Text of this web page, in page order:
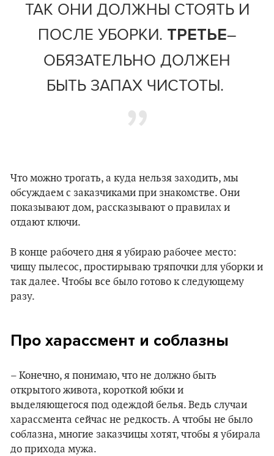
ТАК ОНИ ДОЛЖНЫ СТОЯТЬ И
ПОСЛЕ УБОРКИ. ТРЕТЬЕ–
ОБЯЗАТЕЛЬНО ДОЛЖЕН
БЫТЬ ЗАПАХ ЧИСТОТЫ.
Что можно трогать, а куда нельзя заходить, мы
обсуждаем с заказчиками при знакомстве. Они
показывают дом, рассказывают о правилах и
отдают ключи.
В конце рабочего дня я убираю рабочее место:
чищу пылесос, простирываю тряпочки для уборки и
так далее. Чтобы все было готово к следующему
разу.
Про хараcсмент и соблазны
– Конечно, я понимаю, что не должно быть
открытого живота, короткой юбки и
выделяющегося под одеждой белья. Ведь случаи
харассмента сейчас не редкость. А чтобы не было
соблазна, многие заказчицы хотят, чтобы я убирала
до прихода мужа.